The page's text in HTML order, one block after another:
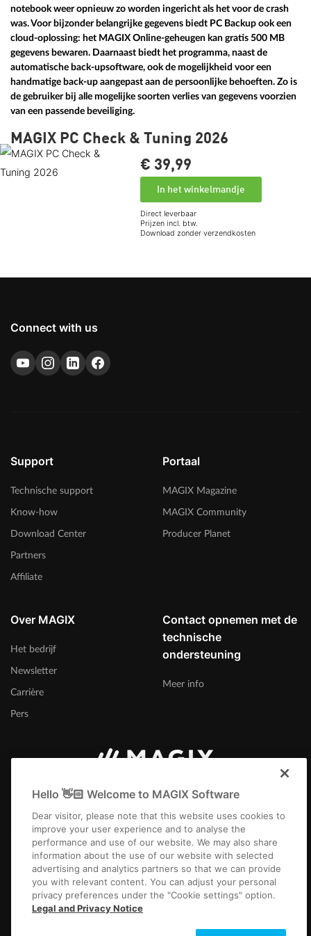
notebook weer opnieuw zo worden ingericht als het voor de crash
was. Voor bijzonder belangrijke gegevens biedt PC Backup ook een
cloud-oplossing: het MAGIX Online-geheugen kan gratis 500 MB
gegevens bewaren. Daarnaast biedt het programma, naast de
automatische back-upsoftware, ook de mogelijkheid voor een
handmatige back-up aangepast aan de persoonlijke behoeften. Zo is
de gebruiker bij alle mogelijke soorten verlies van gegevens voorzien
van een passende beveiliging.
MAGIX PC Check & Tuning 2026
€ 39,99
In het winkelmandje
Direct leverbaar
Prijzen incl. btw.
Download zonder verzendkosten
Connect with us
Support
Technische support
Know-how
Download Center
Partners
Affiliate
Portaal
MAGIX Magazine
MAGIX Community
Producer Planet
Over MAGIX
Het bedrijf
Newsletter
Carrière
Pers
Contact opnemen met de
technische
ondersteuning
Meer info
Nederland
ColofonAlgemene voorwaardenWedstrijdvoorwaarden
GegevensbeschermingCookie-instellingenEULABetaling / verzenden
Overeenkomst herroepen
Hello 👋🏻 Welcome to MAGIX Software
Dear visitor, please note that this website uses cookies to
improve your user experience and to analyse the
performance and use of our website. We may also share
information about the use of our website with selected
advertising and analytics partners so that we can provide
you with relevant content. You can adjust your personal
privacy preferences under the "Cookie settings" option.
Legal and Privacy Notice